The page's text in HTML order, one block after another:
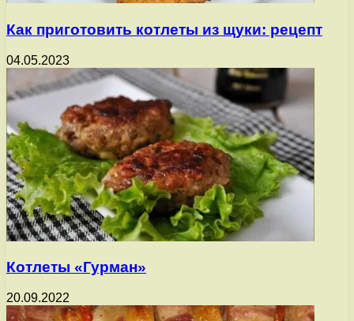
Как приготовить котлеты из щуки: рецепт
04.05.2023
Котлеты «Гурман»
20.09.2022